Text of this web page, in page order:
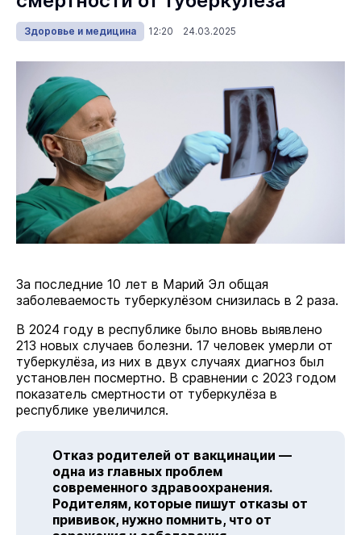
Здоровье и медицина 12:20 24.03.2025
За последние 10 лет в Марий Эл общая
заболеваемость туберкулёзом снизилась в 2 раза.
В 2024 году в республике было вновь выявлено
213 новых случаев болезни. 17 человек умерли от
туберкулёза, из них в двух случаях диагноз был
установлен посмертно. В сравнении с 2023 годом
показатель смертности от туберкулёза в
республике увеличился.
Отказ родителей от вакцинации —
одна из главных проблем
современного здравоохранения.
Родителям, которые пишут отказы от
прививок, нужно помнить, что от